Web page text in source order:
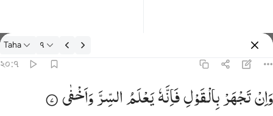
তাফসির: Taha ২০:৭
Taha ৭
২০:৭
وان تجهر بالقول فانه يعلم السر واخفى ٧
وَإِن تَجْهَرْ بِٱلْقَوْلِ فَإِنَّهُۥ يَعْلَمُ ٱلسِّرَّ وَأَخْفَى ٧
وَاِنْتَجْهَرْبِالْقَوْلِفَاِنَّهٗیَعْلَمُالسِّرَّوَاَخْفٰی